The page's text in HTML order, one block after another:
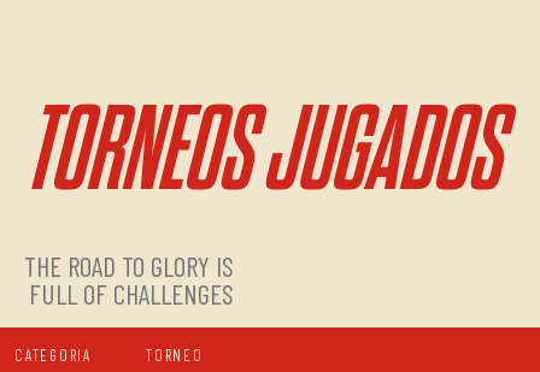
TORNEOS JUGADOS
THE ROAD TO GLORY IS
FULL OF CHALLENGES
CATEGORIA TORNEO